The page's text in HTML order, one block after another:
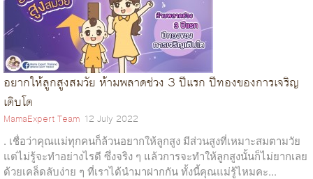
อยากให้ลูกสูงสมวัย ห้ามพลาดช่วง 3 ปีแรก ปีทองของการเจริญ
เติบโต
MamaExpert Team 12 July 2022
. เชื่อว่าคุณแม่ทุกคนก็ล้วนอยากให้ลูกสูง มีส่วนสูงที่เหมาะสมตามวัย
แต่ไม่รู้จะทำอย่างไรดี ซึ่งจริง ๆ แล้วการจะทำให้ลูกสูงนั้นก็ไม่ยากเลย
ด้วยเคล็ดลับง่าย ๆ ที่เราได้นำมาฝากกัน ทั้งนี้คุณแม่รู้ไหมคะ...